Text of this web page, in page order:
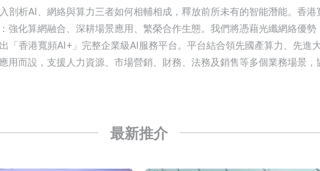
剖析AI、網絡與算力三者如何相輔相成，釋放前所未有的智能潛能。香
強化算網融合、深耕場景應用、繁榮合作生態。我們將憑藉光纖網絡優
「香港寬頻AI+」完整企業級AI服務平台。平台結合領先國產算力、先進
而設，支援人力資源、市場營銷、財務、法務及銷售等多個業務場景，
最新推介